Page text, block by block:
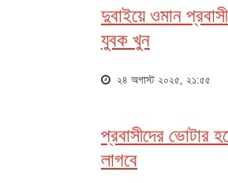
দুবাইয়ে ওমান
যুবক খুন
২৪ অগাস্ট ২০২৫, ২১:৫৫
প্রবাসীদের ভোটার
লাগবে